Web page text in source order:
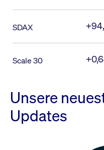
SDAX
Scale 30
Unsere
Updates